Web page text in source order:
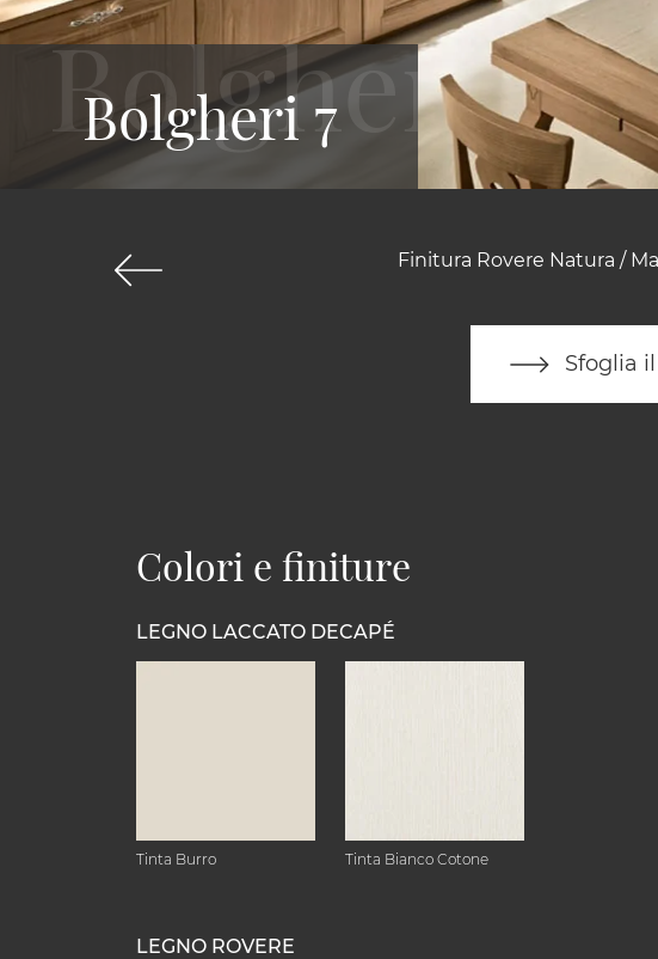
Finitura Rovere Natura /
Sfoglia
Bolgheri 7
Colori e finiture
LEGNO LACCATO DECAPÉ
Tinta Burro Tinta Bianco Cotone
LEGNO ROVERE